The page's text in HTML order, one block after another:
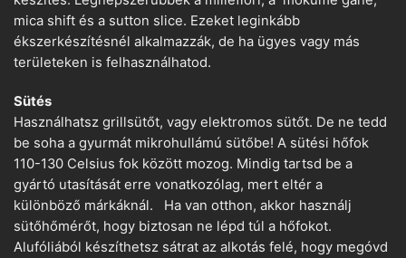
mica shift és a sutton slice. Ezeket leginkább
ékszerkészítésnél alkalmazzák, de ha ügyes vagy más
területeken is felhasználhatod.
Sütés
Használhatsz grillsütőt, vagy elektromos sütőt. De ne tedd
be soha a gyurmát mikrohullámú sütőbe! A sütési hőfok
110-130 Celsius fok között mozog. Mindig tartsd be a
gyártó utasítását erre vonatkozólag, mert eltér a
különböző márkáknál. Ha van otthon, akkor használj
sütőhőmérőt, hogy biztosan ne lépd túl a hőfokot.
Alufóliából készíthetsz sátrat az alkotás felé, hogy megóvd